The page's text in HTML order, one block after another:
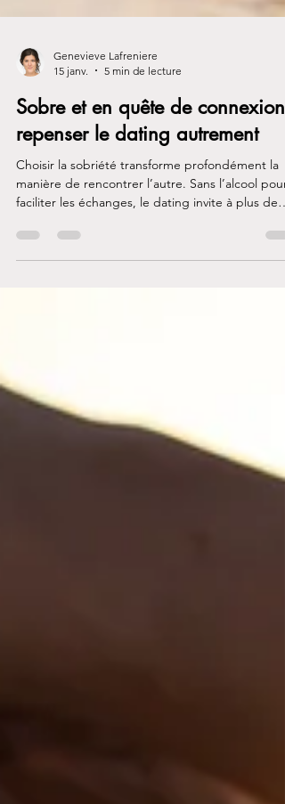
15 janv.
5 min de lecture
Sobre et en quête de connexion:
repenser le dating autrement
Choisir la sobriété transforme profondément la
faciliter les échanges, le dating invite à plus de